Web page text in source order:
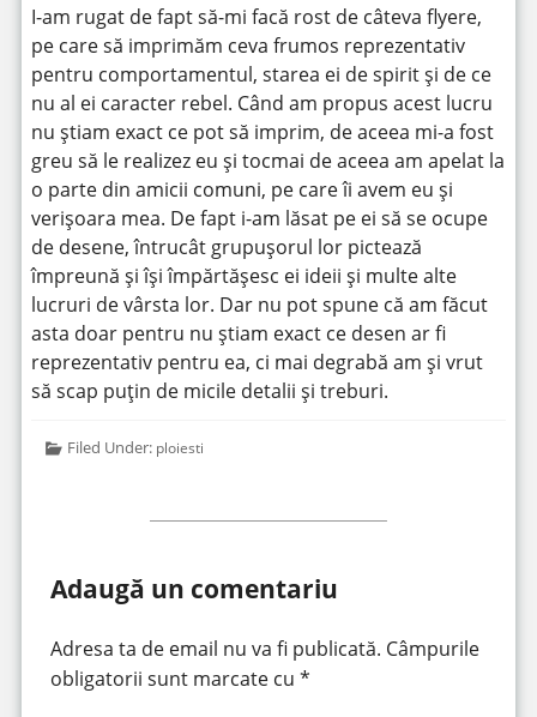
I-am rugat de fapt să-mi facă rost de câteva flyere,
pe care să imprimăm ceva frumos reprezentativ
pentru comportamentul, starea ei de spirit și de ce
nu al ei caracter rebel. Când am propus acest lucru
nu știam exact ce pot să imprim, de aceea mi-a fost
greu să le realizez eu și tocmai de aceea am apelat la
o parte din amicii comuni, pe care îi avem eu și
verișoara mea. De fapt i-am lăsat pe ei să se ocupe
de desene, întrucât grupușorul lor pictează
împreună și își împărtășesc ei ideii și multe alte
lucruri de vârsta lor. Dar nu pot spune că am făcut
asta doar pentru nu știam exact ce desen ar fi
reprezentativ pentru ea, ci mai degrabă am și vrut
să scap puțin de micile detalii și treburi.
Filed Under: ploiesti
Adaugă un comentariu
Adresa ta de email nu va fi publicată. Câmpurile
obligatorii sunt marcate cu *